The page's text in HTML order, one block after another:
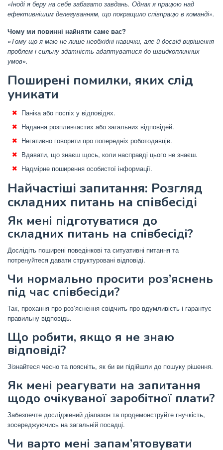
«Іноді я беру на себе забагато завдань. Однак я працюю над
ефективнішим делегуванням, що покращило співпрацю в команді».
Чому ми повинні найняти саме вас?
«Тому що я маю не лише необхідні навички, але й досвід вирішення
проблем і сильну здатність адаптуватися до швидкоплинних
умов».
Поширені помилки, яких слід
уникати
Паніка або поспіх у відповідях.
Надання розпливчастих або загальних відповідей.
Негативно говорити про попередніх роботодавців.
Вдавати, що знаєш щось, коли насправді цього не знаєш.
Надмірне поширення особистої інформації.
Найчастіші запитання: Розгляд
складних питань на співбесіді
Як мені підготуватися до
складних питань на співбесіді?
Дослідіть поширені поведінкові та ситуативні питання та
потренуйтеся давати структуровані відповіді.
Чи нормально просити роз’яснень
під час співбесіди?
Так, прохання про роз’яснення свідчить про вдумливість і гарантує
правильну відповідь.
Що робити, якщо я не знаю
відповіді?
Зізнайтеся чесно та поясніть, як би ви підійшли до пошуку рішення.
Як мені реагувати на запитання
щодо очікуваної заробітної плати?
Забезпечте досліджений діапазон та продемонструйте гнучкість,
зосереджуючись на загальній посадці.
Чи варто мені запам’ятовувати